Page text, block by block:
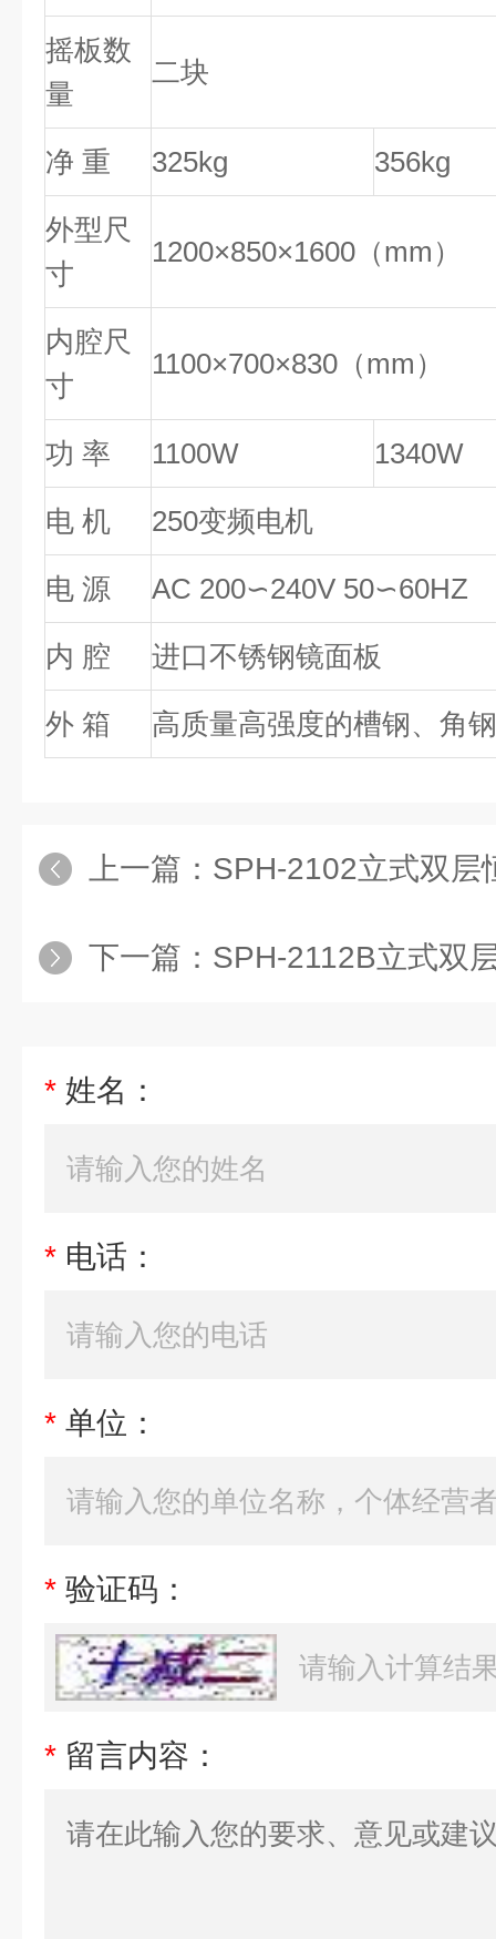
摇板数
量
二块
净 重 325kg 356kg
外型尺
寸
1200×850×1600（mm）
内腔尺
寸
1100×700×830（mm）
功 率 1100W 1340W
电 机 250变频电机
电 源 AC 200∽240V 50∽60HZ
内 腔 进口不锈钢镜面板
外 箱 高质量高强度的槽钢、角
上一篇： SPH-2102立式双层恒温
下一篇： SPH-2112B立式双层恒温
* 姓名：
* 电话：
* 单位：
* 验证码：
* 留言内容：